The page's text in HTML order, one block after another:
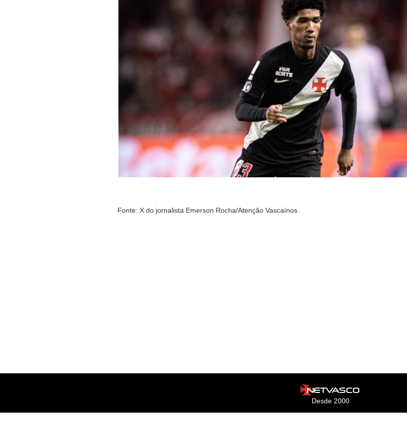
Fonte: X do jornalista Emerson Rocha/Atenção Vascaínos
Desde 2000